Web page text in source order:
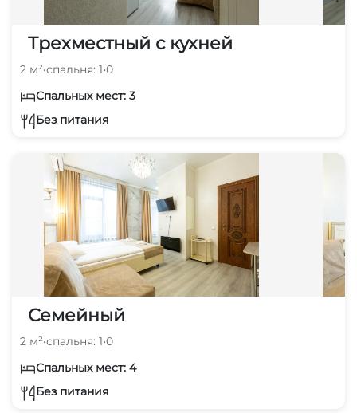
Трехместный с кухней
2 м²•спальня: 1•0
Спальных мест: 3
Без питания
Семейный
2 м²•спальня: 1•0
Спальных мест: 4
Без питания